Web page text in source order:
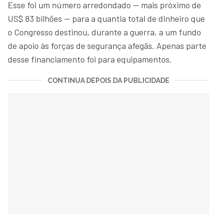
Esse foi um número arredondado — mais próximo de
US$ 83 bilhões — para a quantia total de dinheiro que
o Congresso destinou, durante a guerra, a um fundo
de apoio às forças de segurança afegãs. Apenas parte
desse financiamento foi para equipamentos.
CONTINUA DEPOIS DA PUBLICIDADE